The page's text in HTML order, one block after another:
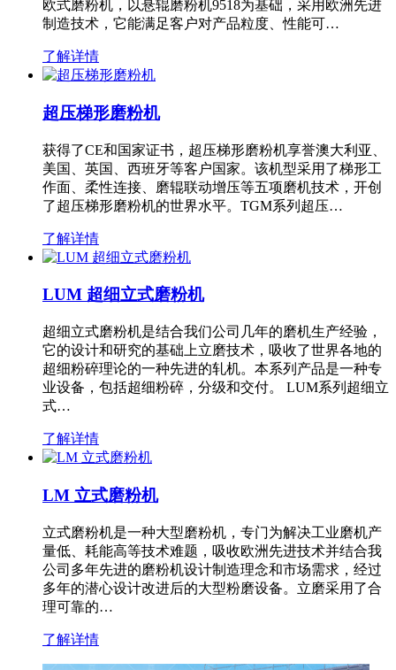
欧式磨粉机，以悬辊磨粉机9518为基础，采用欧洲先进
制造技术，它能满足客户对产品粒度、性能可…
了解详情
超压梯形磨粉机
获得了CE和国家证书，超压梯形磨粉机享誉澳大利亚、
美国、英国、西班牙等客户国家。该机型采用了梯形工
作面、柔性连接、磨辊联动增压等五项磨机技术，开创
了超压梯形磨粉机的世界水平。TGM系列超压…
了解详情
LUM 超细立式磨粉机
超细立式磨粉机是结合我们公司几年的磨机生产经验，
它的设计和研究的基础上立磨技术，吸收了世界各地的
超细粉碎理论的一种先进的轧机。本系列产品是一种专
业设备，包括超细粉碎，分级和交付。 LUM系列超细立
式…
了解详情
LM 立式磨粉机
立式磨粉机是一种大型磨粉机，专门为解决工业磨机产
量低、耗能高等技术难题，吸收欧洲先进技术并结合我
公司多年先进的磨粉机设计制造理念和市场需求，经过
多年的潜心设计改进后的大型粉磨设备。立磨采用了合
理可靠的…
了解详情